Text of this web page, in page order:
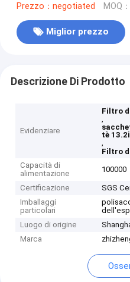
Prezzo：negotiated MOQ
Miglior prezzo
Descrizione Di Prodotto
Evidenziare
Filtro
,
tè
,
Filtro
Capacità di
alimentazione
100000
Certificazione
SGS
Imballaggi
particolari
Luogo di origine
Marca